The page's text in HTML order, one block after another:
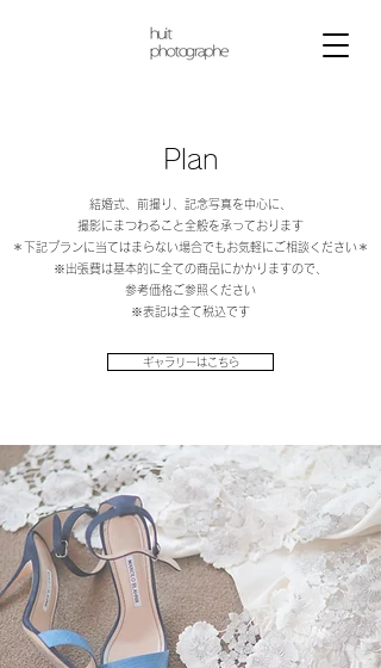
Plan
結婚式、前撮り、記念写真を中心に、
撮影にまつわること全般を承っております
＊下記プランに当てはまらない場合でもお気軽にご相談ください＊
※出張費は基本的に全ての商品にかかりますので、
参考価格ご参照ください
​※表記は全て税込です
ギャラリーはこちら